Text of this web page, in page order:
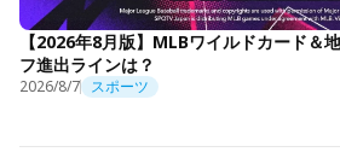
【2026年8月版】MLBワイルドカード＆
フ進出ラインは？
2026/8/7 スポーツ